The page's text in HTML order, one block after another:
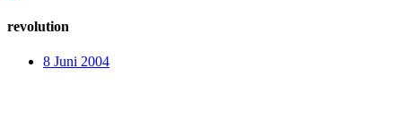
revolution
8 Juni 2004